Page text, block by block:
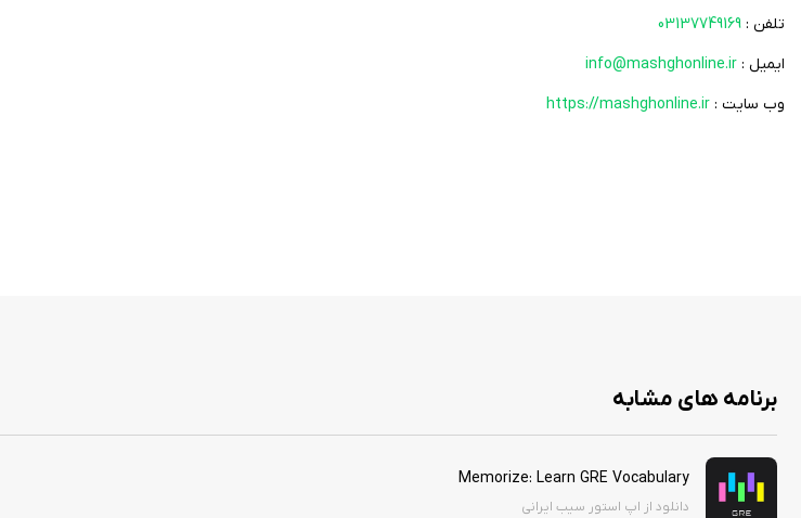
تلفن : 03137749169
ایمیل : info@mashghonline.ir
وب سایت : https://mashghonline.ir
برنامه های مشابه
Memorize: Learn GRE Vocabulary
دانلود از اپ استور سیب ایرانی